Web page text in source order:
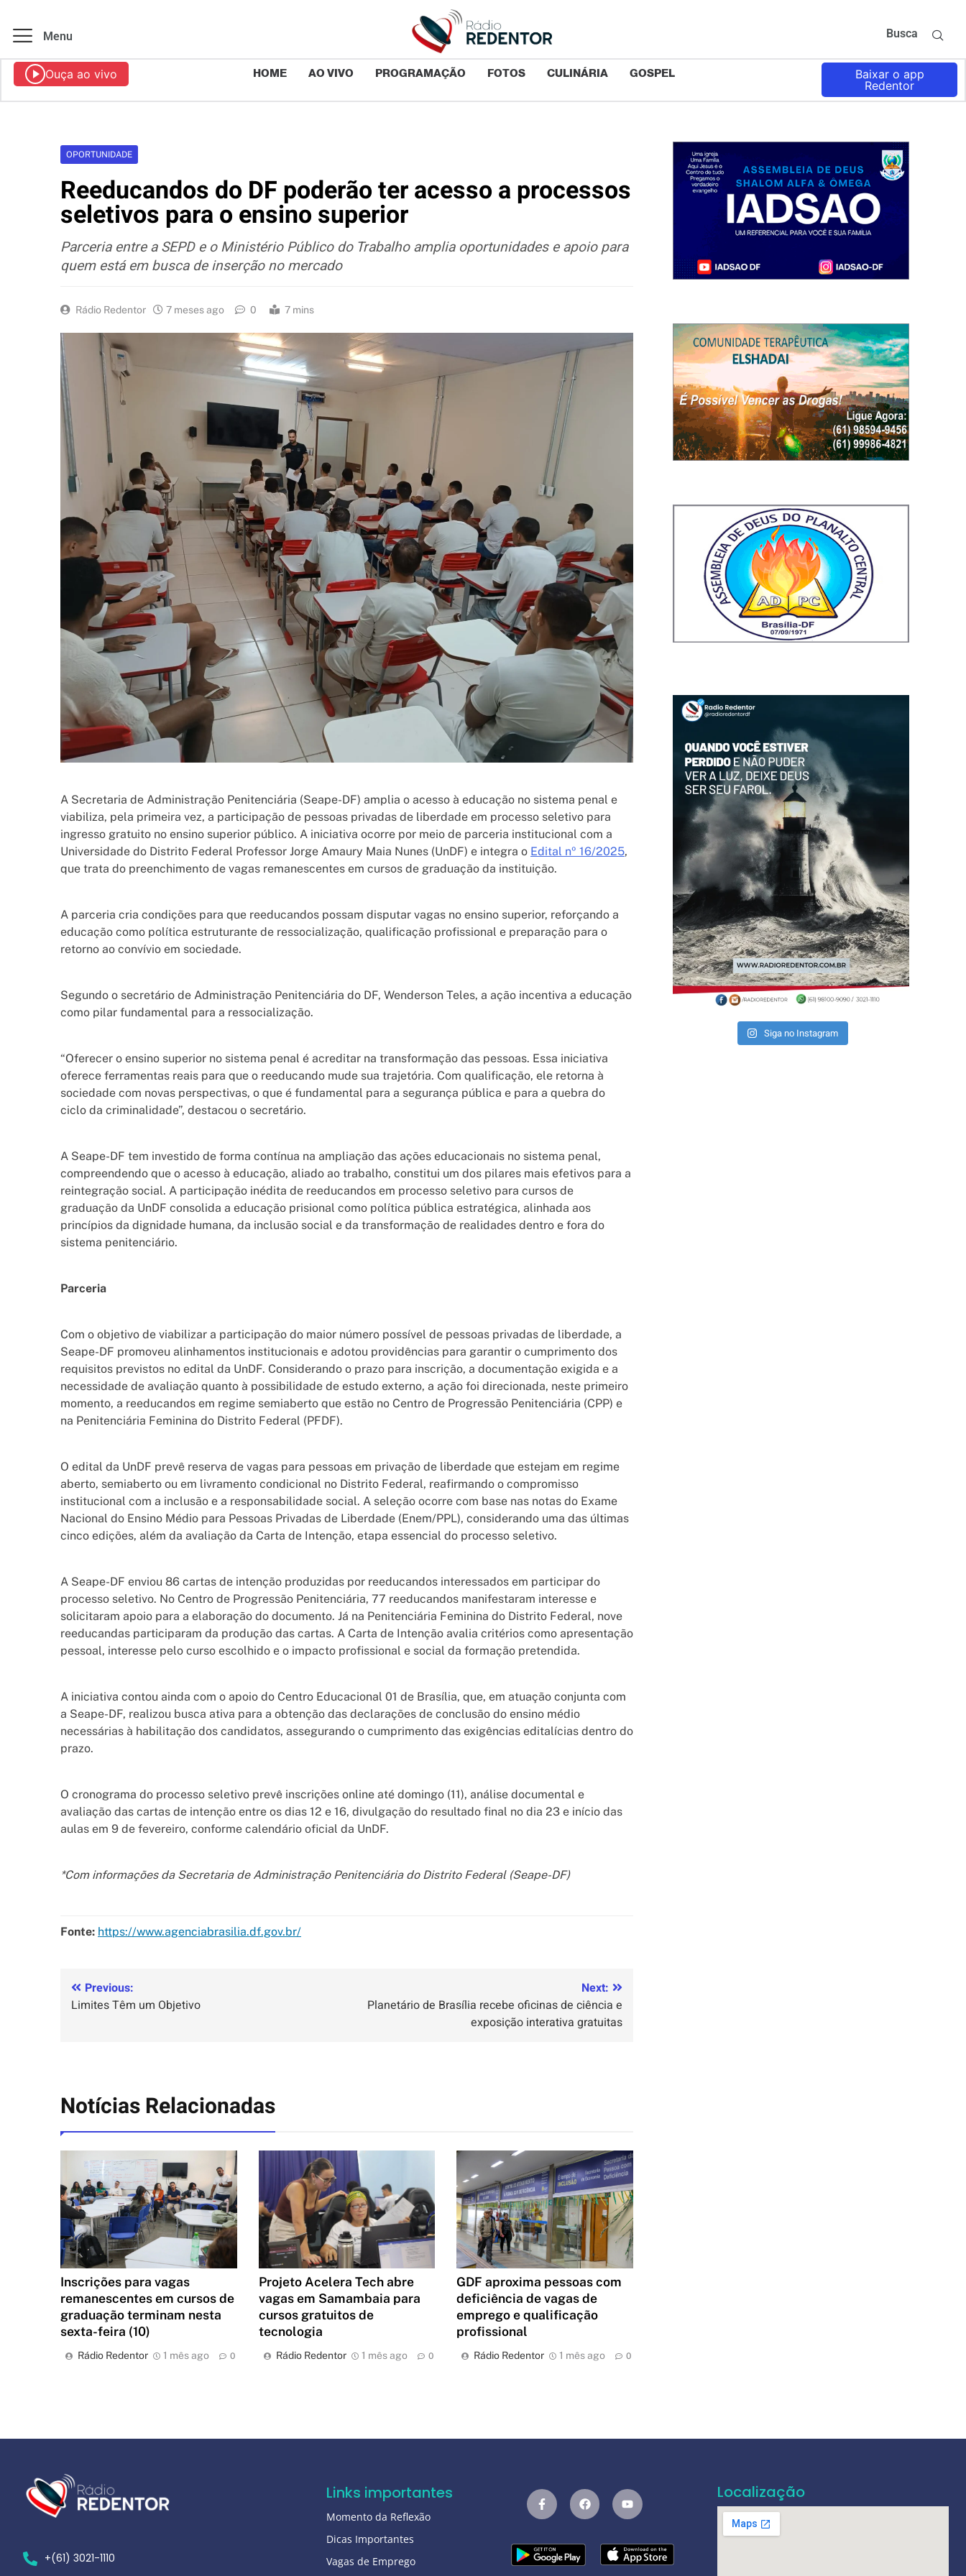
Menu Busca
Ouça ao vivo HOME AO VIVO PROGRAMAÇÃO FOTOS CULINÁRIA GOSPEL
Baixar o app
Redentor
OPORTUNIDADE
Reeducandos do DF poderão ter acesso a processos
seletivos para o ensino superior
Parceria entre a SEPD e o Ministério Público do Trabalho amplia oportunidades e apoio para
quem está em busca de inserção no mercado
Rádio Redentor 7 meses ago 0 7 mins
A Secretaria de Administração Penitenciária (Seape-DF) amplia o acesso à educação no sistema penal e
viabiliza, pela primeira vez, a participação de pessoas privadas de liberdade em processo seletivo para
ingresso gratuito no ensino superior público. A iniciativa ocorre por meio de parceria institucional com a
Universidade do Distrito Federal Professor Jorge Amaury Maia Nunes (UnDF) e integra o Edital nº 16/2025,
que trata do preenchimento de vagas remanescentes em cursos de graduação da instituição.
A parceria cria condições para que reeducandos possam disputar vagas no ensino superior, reforçando a
educação como política estruturante de ressocialização, qualificação profissional e preparação para o
retorno ao convívio em sociedade.
Segundo o secretário de Administração Penitenciária do DF, Wenderson Teles, a ação incentiva a educação
como pilar fundamental para a ressocialização.
“Oferecer o ensino superior no sistema penal é acreditar na transformação das pessoas. Essa iniciativa
oferece ferramentas reais para que o reeducando mude sua trajetória. Com qualificação, ele retorna à
sociedade com novas perspectivas, o que é fundamental para a segurança pública e para a quebra do
ciclo da criminalidade”, destacou o secretário.
A Seape-DF tem investido de forma contínua na ampliação das ações educacionais no sistema penal,
compreendendo que o acesso à educação, aliado ao trabalho, constitui um dos pilares mais efetivos para a
reintegração social. A participação inédita de reeducandos em processo seletivo para cursos de
graduação da UnDF consolida a educação prisional como política pública estratégica, alinhada aos
princípios da dignidade humana, da inclusão social e da transformação de realidades dentro e fora do
sistema penitenciário.
Parceria
Com o objetivo de viabilizar a participação do maior número possível de pessoas privadas de liberdade, a
Seape-DF promoveu alinhamentos institucionais e adotou providências para garantir o cumprimento dos
requisitos previstos no edital da UnDF. Considerando o prazo para inscrição, a documentação exigida e a
necessidade de avaliação quanto à possibilidade de estudo externo, a ação foi direcionada, neste primeiro
momento, a reeducandos em regime semiaberto que estão no Centro de Progressão Penitenciária (CPP) e
na Penitenciária Feminina do Distrito Federal (PFDF).
O edital da UnDF prevê reserva de vagas para pessoas em privação de liberdade que estejam em regime
aberto, semiaberto ou em livramento condicional no Distrito Federal, reafirmando o compromisso
institucional com a inclusão e a responsabilidade social. A seleção ocorre com base nas notas do Exame
Nacional do Ensino Médio para Pessoas Privadas de Liberdade (Enem/PPL), considerando uma das últimas
cinco edições, além da avaliação da Carta de Intenção, etapa essencial do processo seletivo.
A Seape-DF enviou 86 cartas de intenção produzidas por reeducandos interessados em participar do
processo seletivo. No Centro de Progressão Penitenciária, 77 reeducandos manifestaram interesse e
solicitaram apoio para a elaboração do documento. Já na Penitenciária Feminina do Distrito Federal, nove
reeducandas participaram da produção das cartas. A Carta de Intenção avalia critérios como apresentação
pessoal, interesse pelo curso escolhido e o impacto profissional e social da formação pretendida.
A iniciativa contou ainda com o apoio do Centro Educacional 01 de Brasília, que, em atuação conjunta com
a Seape-DF, realizou busca ativa para a obtenção das declarações de conclusão do ensino médio
necessárias à habilitação dos candidatos, assegurando o cumprimento das exigências editalícias dentro do
prazo.
O cronograma do processo seletivo prevê inscrições online até domingo (11), análise documental e
avaliação das cartas de intenção entre os dias 12 e 16, divulgação do resultado final no dia 23 e início das
aulas em 9 de fevereiro, conforme calendário oficial da UnDF.
*Com informações da Secretaria de Administração Penitenciária do Distrito Federal (Seape-DF)
Fonte: https://www.agenciabrasilia.df.gov.br/
Previous:
Limites Têm um Objetivo
Next:
Planetário de Brasília recebe oficinas de ciência e
exposição interativa gratuitas
Notícias Relacionadas
Inscrições para vagas
remanescentes em cursos de
graduação terminam nesta
sexta-feira (10)
Rádio Redentor 1 mês ago 0
Projeto Acelera Tech abre
vagas em Samambaia para
cursos gratuitos de
tecnologia
Rádio Redentor 1 mês ago 0
GDF aproxima pessoas com
deficiência de vagas de
emprego e qualificação
profissional
Rádio Redentor 1 mês ago 0
Siga no Instagram
+(61) 3021-1110
Links importantes
Momento da Reflexão
Dicas Importantes
Vagas de Emprego
Localização